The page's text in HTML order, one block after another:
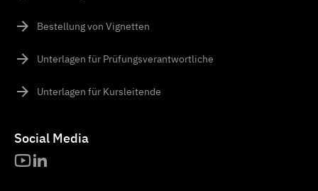
Bestellung von Vignetten
Unterlagen für Prüfungsverantwortliche
Unterlagen für Kursleitende
Social Media